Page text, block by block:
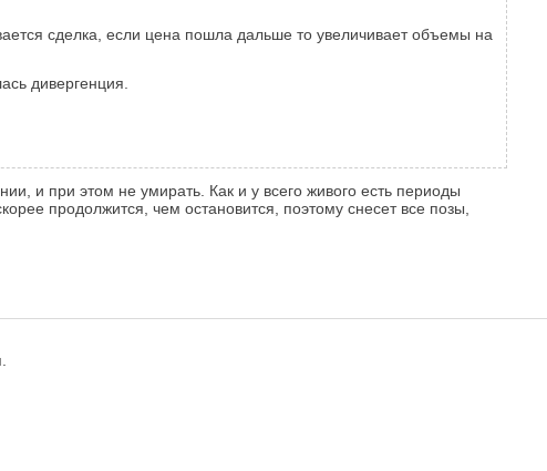
сделка, если цена пошла дальше то увеличивает объемы на
дивергенция.
и при этом не умирать. Как и у всего живого есть периоды
продолжится, чем остановится, поэтому снесет все позы,